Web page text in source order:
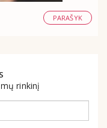
PARAŠYK
rinkinį